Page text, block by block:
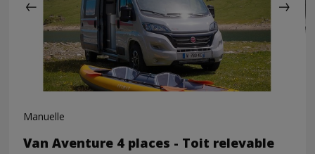
Manuelle
Van Aventure 4 places - Toit relevable